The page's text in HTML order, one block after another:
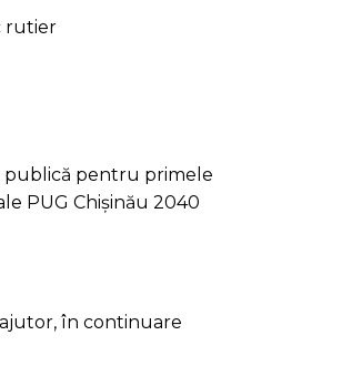
rutier
publică pentru primele
PUG Chișinău 2040
în continuare